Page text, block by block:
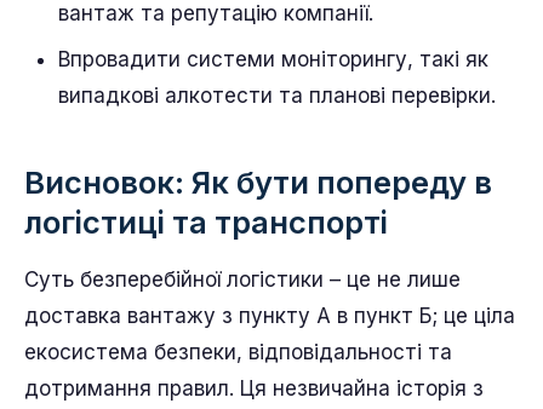
вантаж та репутацію компанії.
Впровадити системи моніторингу, такі як
випадкові алкотести та планові перевірки.
Висновок: Як бути попереду в
логістиці та транспорті
Суть безперебійної логістики – це не лише
доставка вантажу з пункту А в пункт Б; це ціла
екосистема безпеки, відповідальності та
дотримання правил. Ця незвичайна історія з